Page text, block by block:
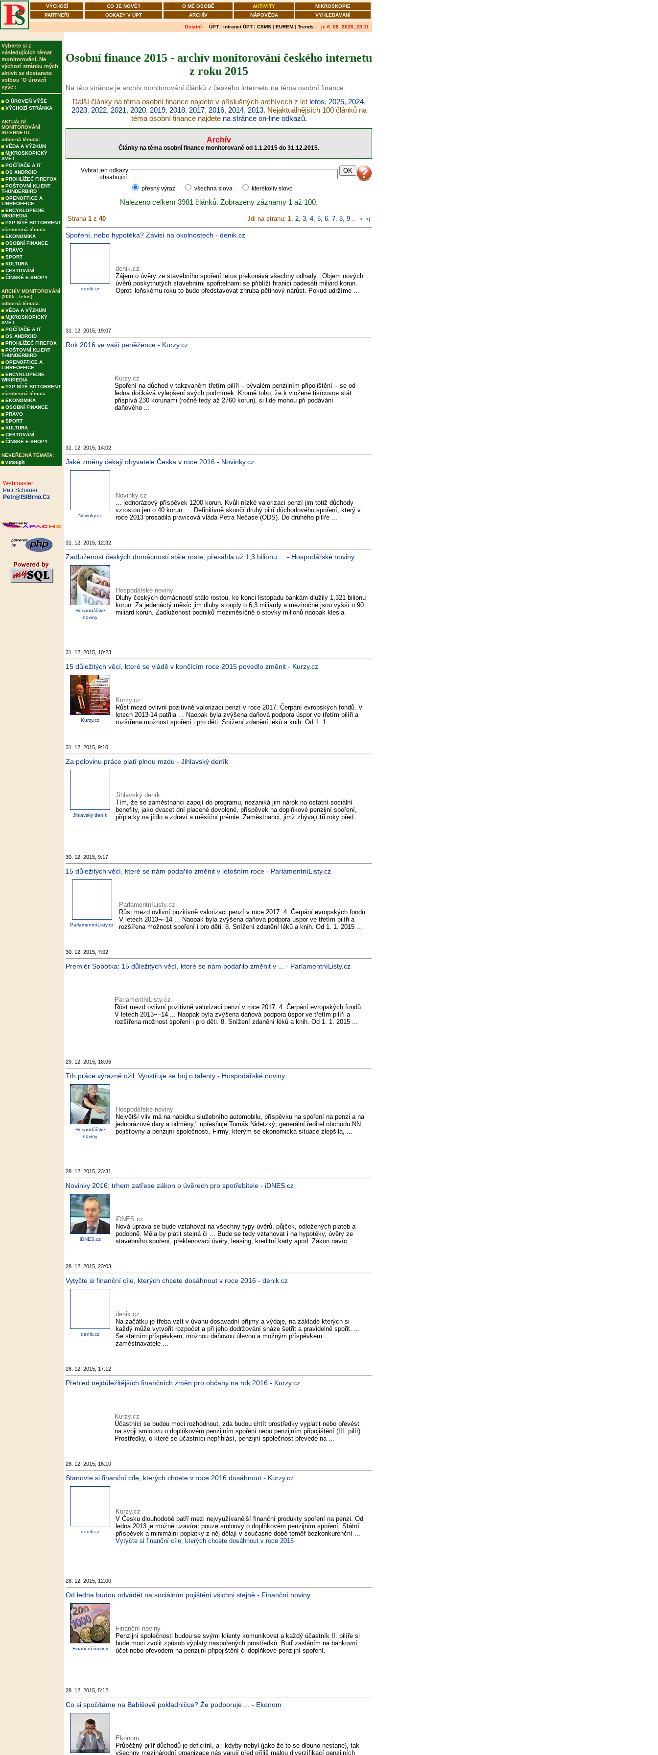
VÝCHOZÍ CO JE NOVÉ? O MÉ OSOBĚ AKTIVITY
MIKROSKOPIE
PARTNEŘI
ODKAZY V ÚPT ARCHÍV NÁPOVĚDA VYHLEDÁVÁNÍ
Ostatní: ÚPT | intranet ÚPT | CSMS | EUREM | Trends | je 6. 08. 2026, 23:11
Vyberte si z
následujících témat
monitorování. Na
výchozí stránku mých
aktivit se dostanete
volbou 'O úroveň
výše':
O ÚROVEŇ VÝŠE
VÝCHOZÍ STRÁNKA
AKTUÁLNÍ
MONITOROVÁNÍ
INTERNETU
odborná témata:
VĚDA A VÝZKUM
MIKROSKOPICKÝ
SVĚT
POČÍTAČE A IT
OS ANDROID
PROHLÍŽEČ FIREFOX
POŠTOVNÍ KLIENT
THUNDERBIRD
OPENOFFICE A
LIBREOFFICE
ENCYKLOPEDIE
WIKIPEDIA
P2P SÍTĚ BITTORRENT
všeobecná témata:
EKONOMIKA
OSOBNÍ FINANCE
PRÁVO
SPORT
KULTURA
CESTOVÁNÍ
ČÍNSKÉ E-SHOPY
ARCHÍV MONITOROVÁNÍ
(2005 - letos):
odborná témata:
VĚDA A VÝZKUM
MIKROSKOPICKÝ
SVĚT
POČÍTAČE A IT
OS ANDROID
PROHLÍŽEČ FIREFOX
POŠTOVNÍ KLIENT
THUNDERBIRD
OPENOFFICE A
LIBREOFFICE
ENCYKLOPEDIE
WIKIPEDIA
P2P SÍTĚ BITTORRENT
všeobecná témata:
EKONOMIKA
OSOBNÍ FINANCE
PRÁVO
SPORT
KULTURA
CESTOVÁNÍ
ČÍNSKÉ E-SHOPY
NEVEŘEJNÁ TÉMATA:
vstoupit
Webmaster:
Petr Schauer
Petr@ISIBrno.Cz
Osobní finance 2015 - archív monitorování českého internetu
z roku 2015
Na této stránce je archív monitorování článků z českého internetu na téma osobní finance.
Další články na téma osobní finance najdete v příslušných archívech z let letos, 2025, 2024,
2023, 2022, 2021, 2020, 2019, 2018, 2017, 2016, 2014, 2013. Nejaktuálnějších 100 článků na
téma osobní finance najdete na stránce on-line odkazů.
Archív
Články na téma osobní finance monitorované od 1.1.2015 do 31.12.2015.
Vybrat jen odkazy
obsahující:
přesný výraz
všechna slova kterékoliv slovo
Nalezeno celkem 3981 článků. Zobrazeny záznamy 1 až 100.
Strana 1 z 40 Jdi na stranu: 1, 2, 3, 4, 5, 6, 7, 8, 9 .. > >|
Spoření, nebo hypotéka? Závisí na okolnostech - denik.cz
denik.cz
denik.cz
Zájem o úvěry ze stavebního spoření letos překonává všechny odhady. „Objem nových
úvěrů poskytnutých stavebními spořitelnami se přiblíží hranici padesáti miliard korun.
Oproti loňskému roku to bude představovat zhruba pětinový nárůst. Pokud udržíme ...
31. 12. 2015, 19:07
Rok 2016 ve vaší peněžence - Kurzy.cz
Kurzy.cz
Spoření na důchod v takzvaném třetím pilíři – bývalém penzijním připojištění – se od
ledna dočkává vylepšení svých podmínek. Kromě toho, že k vložené tisícovce stát
přispívá 230 korunami (ročně tedy až 2760 korun), si lidé mohou při podávání
daňového ...
31. 12. 2015, 14:02
Jaké změny čekají obyvatele Česka v roce 2016 - Novinky.cz
Novinky.cz
Novinky.cz
... jednorázový příspěvek 1200 korun. Kvůli nízké valorizaci penzí jim totiž důchody
vzrostou jen o 40 korun. ... Definitivně skončí druhý pilíř důchodového spoření, který v
roce 2013 prosadila pravicová vláda Petra Nečase (ODS). Do druhého pilíře ...
31. 12. 2015, 12:32
Zadluženost českých domácností stále roste, přesáhla už 1,3 bilionu ... - Hospodářské noviny
Hospodářské
noviny
Hospodářské noviny
Dluhy českých domácností stále rostou, ke konci listopadu bankám dlužily 1,321 bilionu
korun. Za jedenáctý měsíc jim dluhy stouply o 6,3 miliardy a meziročně jsou vyšší o 90
miliard korun. Zadluženost podniků meziměsíčně o stovky milionů naopak klesla.
31. 12. 2015, 10:23
15 důležitých věcí, které se vládě v končícím roce 2015 povedlo změnit - Kurzy.cz
Kurzy.cz
Kurzy.cz
Růst mezd ovlivní pozitivně valorizaci penzí v roce 2017. Čerpání evropských fondů. V
letech 2013-14 patřila ... Naopak byla zvýšena daňová podpora úspor ve třetím pilíři a
rozšířena možnost spoření i pro děti. Snížení zdanění léků a knih. Od 1. 1 ...
31. 12. 2015, 9:10
Za polovinu práce platí plnou mzdu - Jihlavský deník
Jihlavský deník
Jihlavský deník
Tím, že se zaměstnanci zapojí do programu, nezaniká jim nárok na ostatní sociální
benefity, jako dvacet dní placené dovolené, příspěvek na doplňkové penzijní spoření,
příplatky na jídlo a zdraví a měsíční prémie. Zaměstnanci, jimž zbývají tři roky před ...
30. 12. 2015, 9:17
15 důležitých věcí, které se nám podařilo změnit v letošním roce - ParlamentníListy.cz
ParlamentníListy.cz
ParlamentníListy.cz
Růst mezd ovlivní pozitivně valorizaci penzí v roce 2017. 4. Čerpání evropských fondů.
V letech 2013¬–14 ... Naopak byla zvýšena daňová podpora úspor ve třetím pilíři a
rozšířena možnost spoření i pro děti. 8. Snížení zdanění léků a knih. Od 1. 1. 2015 ...
30. 12. 2015, 7:02
Premiér Sobotka: 15 důležitých věcí, které se nám podařilo změnit v ... - ParlamentníListy.cz
ParlamentníListy.cz
Růst mezd ovlivní pozitivně valorizaci penzí v roce 2017. 4. Čerpání evropských fondů.
V letech 2013¬–14 ... Naopak byla zvýšena daňová podpora úspor ve třetím pilíři a
rozšířena možnost spoření i pro děti. 8. Snížení zdanění léků a knih. Od 1. 1. 2015 ...
29. 12. 2015, 18:06
Trh práce výrazně ožil. Vyostřuje se boj o talenty - Hospodářské noviny
Hospodářské
noviny
Hospodářské noviny
Největší vliv má na nabídku služebního automobilu, příspěvku na spoření na penzi a na
jednorázové dary a odměny," upřesňuje Tomáš Nidetzký, generální ředitel obchodu NN
pojišťovny a penzijní společnosti. Firmy, kterým se ekonomická situace zlepšila, ...
28. 12. 2015, 23:31
Novinky 2016: trhem zatřese zákon o úvěrech pro spotřebitele - iDNES.cz
iDNES.cz
iDNES.cz
Nová úprava se bude vztahovat na všechny typy úvěrů, půjček, odložených plateb a
podobně. Měla by platit stejná či ... Bude se tedy vztahovat i na hypotéky, úvěry ze
stavebního spoření, překlenovací úvěry, leasing, kreditní karty apod. Zákon navíc ...
28. 12. 2015, 23:03
Vytyčte si finanční cíle, kterých chcete dosáhnout v roce 2016 - denik.cz
denik.cz
denik.cz
Na začátku je třeba vzít v úvahu dosavadní příjmy a výdaje, na základé kterých si
každý může vytvořit rozpočet a při jeho dodržování snáze šetřit a pravidelně spořit. ...
Se státním příspěvkem, možnou daňovou úlevou a možným příspěvkem
zaměstnavatele ...
28. 12. 2015, 17:12
Přehled nejdůležitějších finančních změn pro občany na rok 2016 - Kurzy.cz
Kurzy.cz
Účastníci se budou moci rozhodnout, zda budou chtít prostředky vyplatit nebo převést
na svoji smlouvu o doplňkovém penzijním spoření nebo penzijním připojištění (III. pilíř).
Prostředky, o které se účastníci nepřihlásí, penzijní společnost převede na ...
28. 12. 2015, 16:10
Stanovte si finanční cíle, kterých chcete v roce 2016 dosáhnout - Kurzy.cz
denik.cz
Kurzy.cz
V Česku dlouhodobě patří mezi nejvyužívanější finanční produkty spoření na penzi. Od
ledna 2013 je možné uzavírat pouze smlouvy o doplňkovém penzijním spoření. Státní
příspěvek a minimální poplatky z něj dělají v současné době téměř bezkonkurenční ...
Vytyčte si finanční cíle, kterých chcete dosáhnout v roce 2016
28. 12. 2015, 12:00
Od ledna budou odvádět na sociálním pojištění všichni stejně - Finanční noviny
Finanční noviny
Finanční noviny
Penzijní společnosti budou se svými klienty komunikovat a každý účastník II. pilíře si
bude moci zvolit způsob výplaty naspořených prostředků. Buď zasláním na bankovní
účet nebo převodem na penzijní připojištění či doplňkové penzijní spoření.
28. 12. 2015, 5:12
Co si spočítáme na Babišově pokladničce? Že podporuje ... - Ekonom
Ekonom
Průběžný pilíř důchodů je deficitní, a i kdyby nebyl (jako že to se dlouho nestane), tak
všechny mezinárodní organizace nás varují před příliš malou diverzifikací penzijních